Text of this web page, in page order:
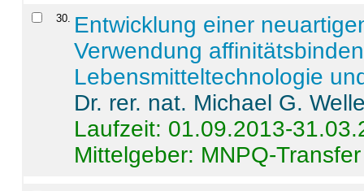
30. Entwicklung einer
Verwendung
Lebensmitteltechnologie
Dr. rer. nat. Michael G.
Laufzeit: 01.09.2013-
Mittelgeber: MNPQ-Transfer